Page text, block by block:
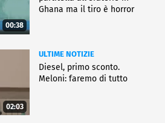
00:38
Ghana ma il tiro è horror
02:03
ULTIME NOTIZIE
Diesel, primo sconto.
Meloni: faremo di tutto